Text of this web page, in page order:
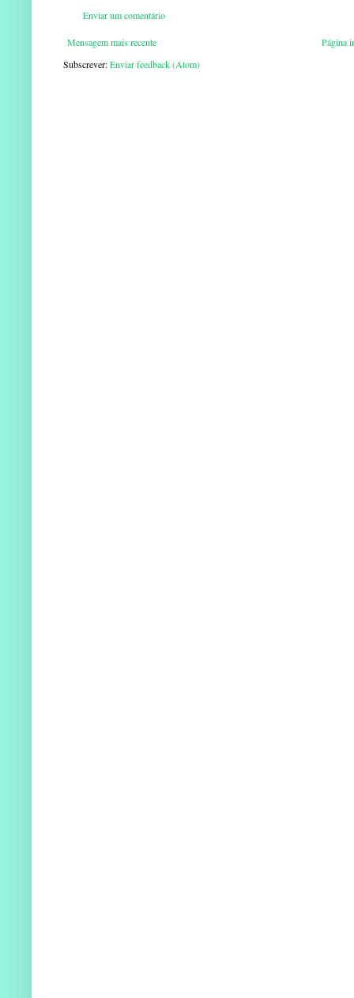
Enviar um comentário
Mensagem mais recente
Página
Subscrever:Enviar feedback (Atom)